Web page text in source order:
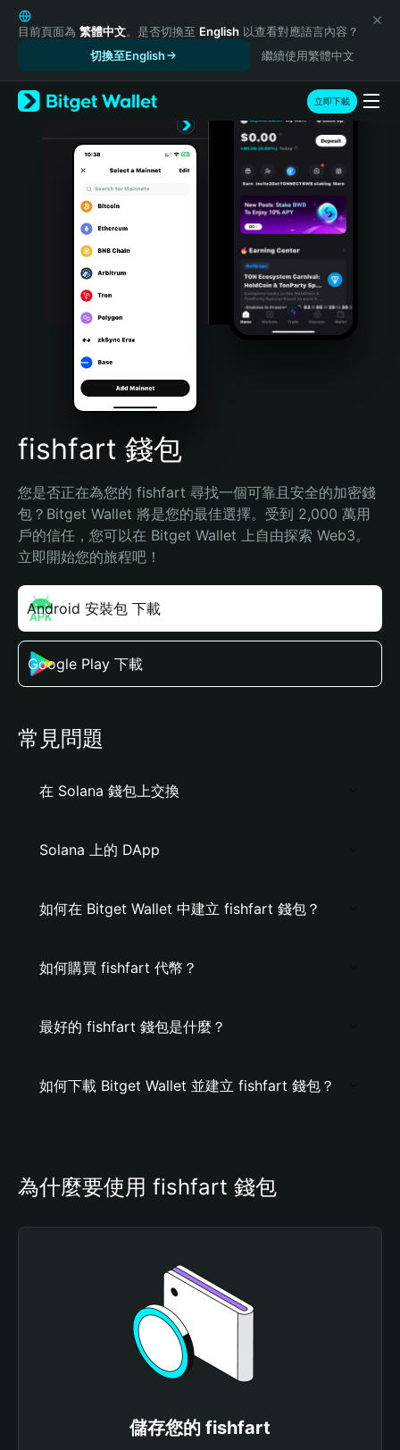
English
日本語
Русский
Español (Latinoamérica)
Türkçe
Português (Portugal)
Bahasa Indonesia
Português (Brasil)
Español (Argentina)
目前頁面為 繁體中文。是否切換至 English 以查看對應語言內容？
切換至English
繼續使用繁體中文
立即下載
fishfart 錢包
您是否正在為您的 fishfart 尋找一個可靠且安全的加密錢
包？Bitget Wallet 將是您的最佳選擇。受到 2,000 萬用
戶的信任，您可以在 Bitget Wallet 上自由探索 Web3。
立即開始您的旅程吧！
Android 安裝包 下載
Google Play 下載
常見問題
在 Solana 錢包上交換
Solana 上的 DApp
如何在 Bitget Wallet 中建立 fishfart 錢包？
如何購買 fishfart 代幣？
最好的 fishfart 錢包是什麼？
如何下載 Bitget Wallet 並建立 fishfart 錢包？
為什麼要使用 fishfart 錢包
儲存您的 fishfart